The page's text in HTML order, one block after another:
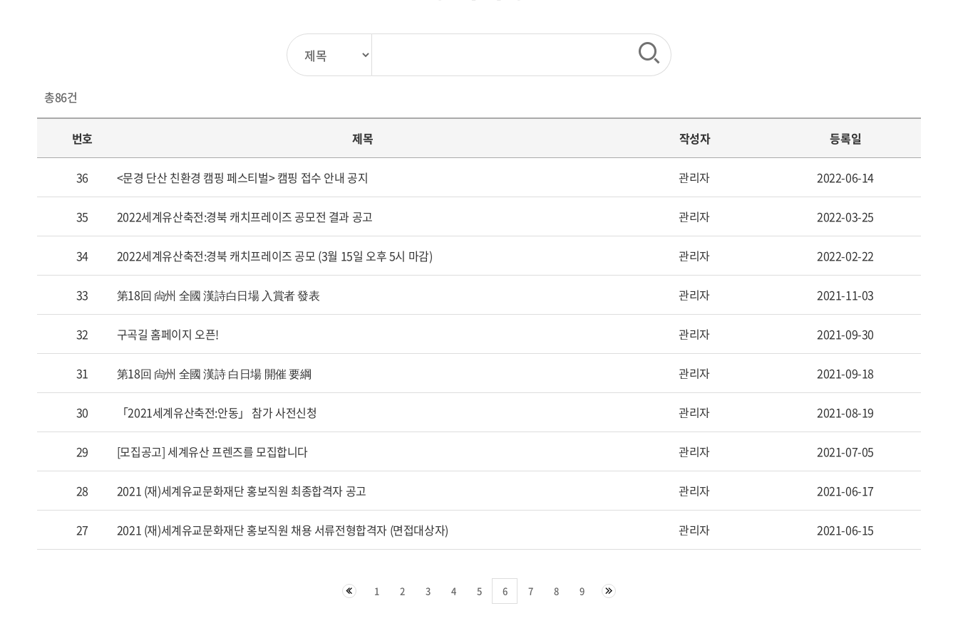
총86건
번호 제목 작성자 등록일
36 <문경 단산 친환경 캠핑 페스티벌> 캠핑 접수 안내 공지 관리자 2022-06-14
35 2022세계유산축전:경북 캐치프레이즈 공모전 결과 공고 관리자 2022-03-25
34 2022세계유산축전:경북 캐치프레이즈 공모 (3월 15일 오후 5시 마감) 관리자 2022-02-22
33 第18回 尙州 全國 漢詩白日場 入賞者 發表 관리자 2021-11-03
32 구곡길 홈페이지 오픈! 관리자 2021-09-30
31 第18回 尙州 全國 漢詩 白日場 開催 要綱 관리자 2021-09-18
30 「2021세계유산축전:안동」 참가 사전신청 관리자 2021-08-19
29 [모집공고] 세계유산 프렌즈를 모집합니다 관리자 2021-07-05
28 2021 (재)세계유교문화재단 홍보직원 최종합격자 공고 관리자 2021-06-17
27 2021 (재)세계유교문화재단 홍보직원 채용 서류전형합격자 (면접대상자) 관리자 2021-06-15
1 2 3 4 5 6 7 8 9